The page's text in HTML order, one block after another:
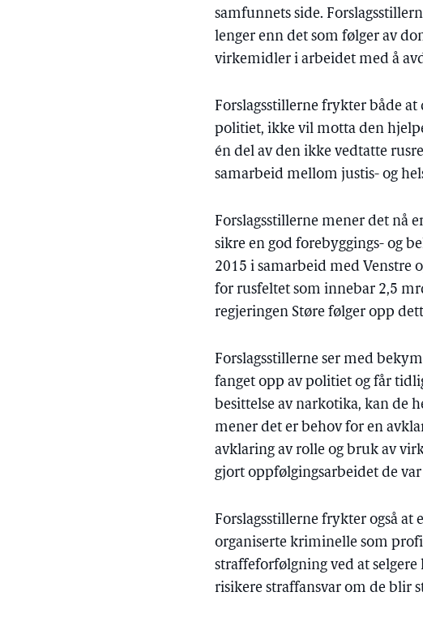
samfunnets side.
lenger enn det som følger av
virkemidler i arbeidet med å
Forslagsstillerne frykter både
politiet, ikke vil motta den
én del av den ikke vedtatte
samarbeid mellom justis- og
Forslagsstillerne mener det nå
sikre en god forebyggings- og
2015 i samarbeid med Venstre
for rusfeltet som innebar 2,5
regjeringen Støre følger opp
Forslagsstillerne ser med
fanget opp av politiet og får
besittelse av narkotika, kan de
mener det er behov for en
avklaring av rolle og bruk av
gjort oppfølgingsarbeidet de
Forslagsstillerne frykter også
organiserte kriminelle som
straffeforfølgning ved at selgere
risikere straffansvar om de blir